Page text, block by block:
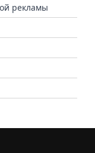
рекламы